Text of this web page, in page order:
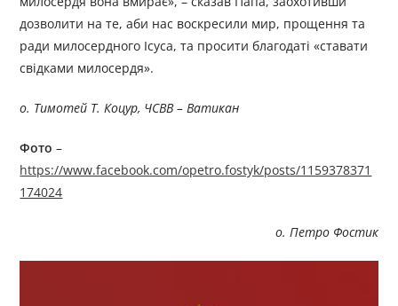
дозволити на те, аби нас воскресили мир, прощення та
ради милосердного Ісуса, та просити благодаті «ставати
свідками милосердя».
о. Тимотей Т. Коцур, ЧСВВ – Ватикан
Фото –
https://www.facebook.com/opetro.fostyk/posts/1159378371
174024
о. Петро Фостик